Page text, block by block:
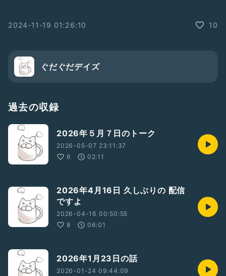
2024-11-19 01:26:10 10
ぐだぐだデイズ
過去の収録
2026年５月７日のトーク
2026-05-07 23:11:37
6
02:11
2026年4月16日 久しぶりの 配信
ですよ
2026-04-16 00:50:55
8
06:01
2026年1月23日の話
2026-01-24 09:44:09